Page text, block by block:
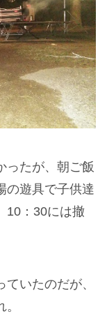
ったが、朝ご飯
の遊具で子供達
10：30には撤
いたのだが、